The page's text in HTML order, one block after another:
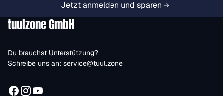
Jetzt anmelden und sparen
tuulzone GmbH
Du brauchst Unterstützung?
Schreibe uns an: service@tuul.zone